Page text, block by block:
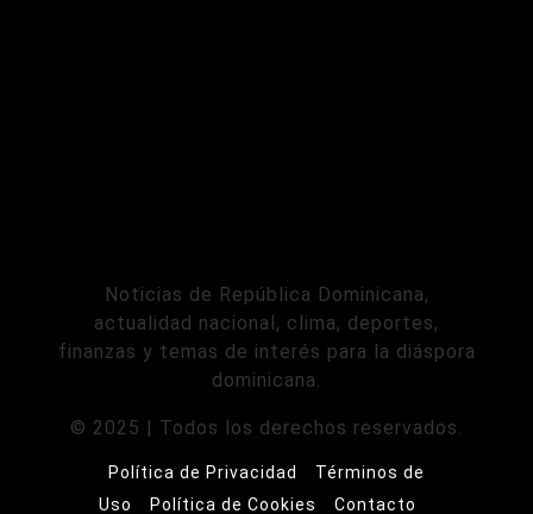
Noticias de República Dominicana,
actualidad nacional, clima, deportes,
finanzas y temas de interés para la diáspora
dominicana.
© 2025 | Todos los derechos reservados.
Política de Privacidad
Términos de
Uso
Política de Cookies Contacto